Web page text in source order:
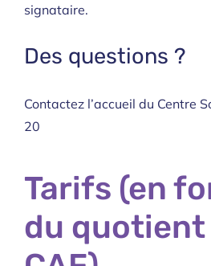
signataire.
Des questions ?
Contactez l’accueil du Centre
20
Tarifs (en
du